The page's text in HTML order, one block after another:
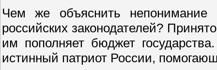
Чем же объяснить непонимание
российских законодателей?
им пополняет бюджет
истинный патриот России,